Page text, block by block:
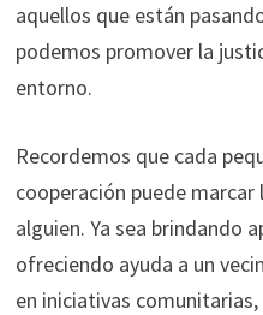
aquellos que están
podemos promover la
entorno.
Recordemos que cada
cooperación puede
alguien. Ya sea brindando
ofreciendo ayuda a un
en iniciativas